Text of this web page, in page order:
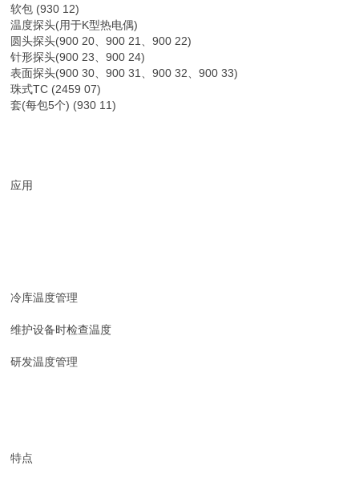
软包 (930 12)
温度探头(用于K型热电偶)
圆头探头(900 20、900 21、900 22)
针形探头(900 23、900 24)
表面探头(900 30、900 31、900 32、900 33)
珠式TC (2459 07)
套(每包5个) (930 11)
应用
冷库温度管理
维护设备时检查温度
研发温度管理
特点